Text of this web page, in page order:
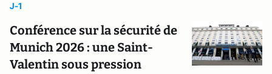
J-1
Conférence sur la sécurité de
Munich 2026 : une Saint-
Valentin sous pression